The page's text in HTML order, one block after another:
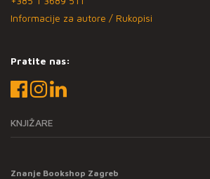
Informacije za autore / Rukopisi
Pratite nas:
KNJIŽARE
Znanje Bookshop Zagreb